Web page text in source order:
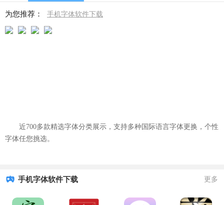
为您推荐： 手机字体软件下载
近700多款精选字体分类展示，支持多种国际语言字体更换，个性
字体任您挑选。
手机字体软件下载 更多